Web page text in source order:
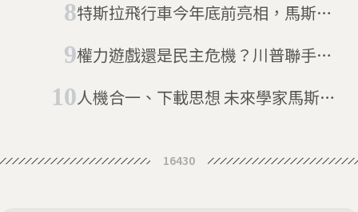
特斯拉飛行車今年底前亮相，馬斯克
權力遊戲還是民主危機？川普聯手馬
人機合一、下載思想 未來學家馬斯克
16430